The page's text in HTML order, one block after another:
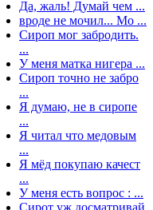
Да, жаль! Думай чем ...
вроде не мочил... Мо ...
Сироп мог забродить.
...
У меня матка нигера ...
Сироп точно не забро
...
Я думаю, не в сиропе
...
Я читал что медовым
...
Я мёд покупаю качест
...
У меня есть вопрос : ...
Сирот уж досматривай